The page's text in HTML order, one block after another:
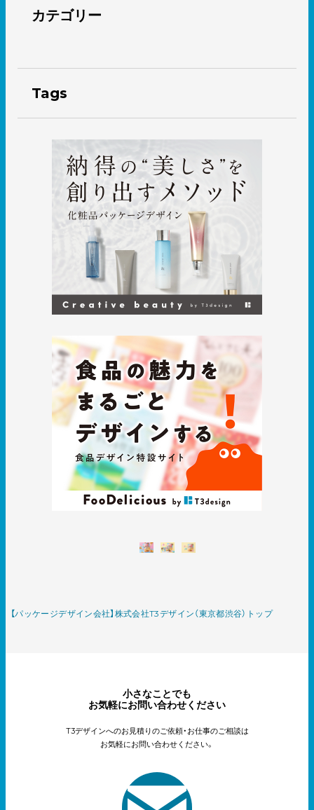
カテゴリー
Tags
【パッケージデザイン会社】株式会社T3デザイン（東京都渋谷）トップ
小さなことでも
お気軽にお問い合わせください
T3デザインへのお見積りのご依頼・お仕事のご相談は
お気軽にお問い合わせください。